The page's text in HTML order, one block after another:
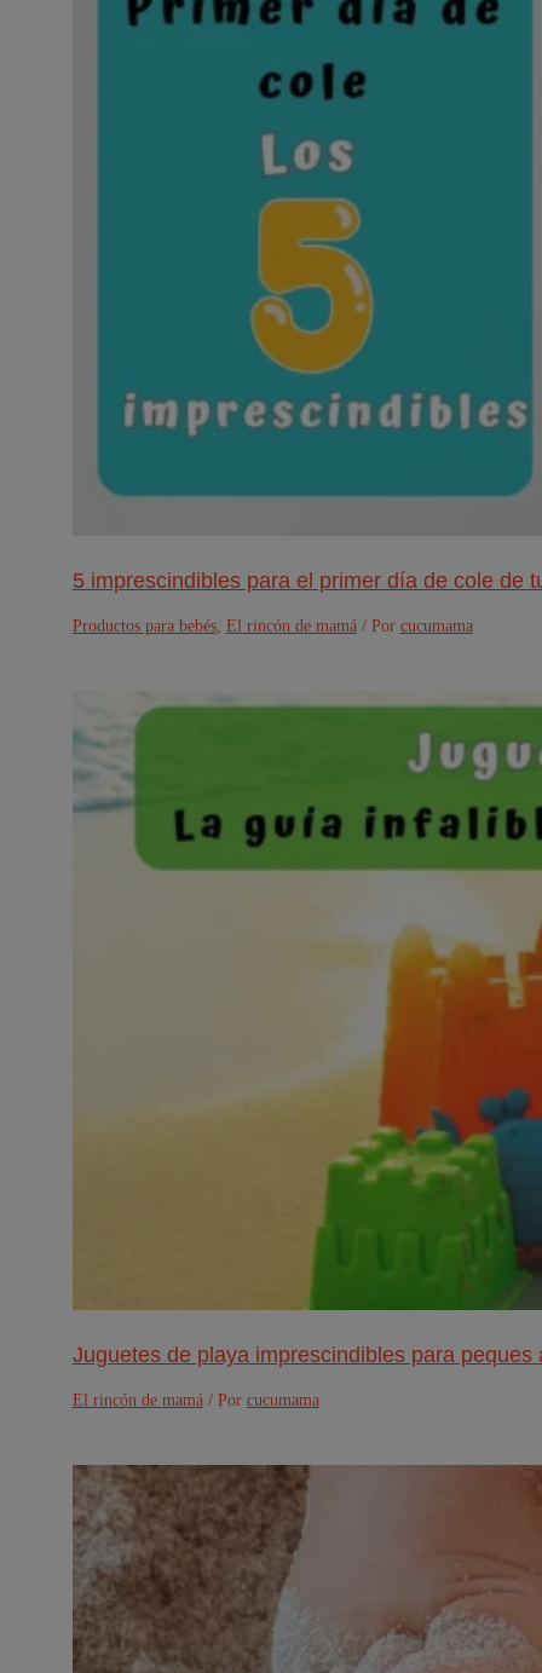
5 imprescindibles para el primer día de cole de
Productos para bebés, El rincón de mamá/ Por cucumama
Juguetes de playa imprescindibles para peques
El rincón de mamá/ Por cucumama